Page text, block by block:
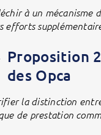
à un mécanisme
efforts
Proposition
des Opca
la distinction
de prestation